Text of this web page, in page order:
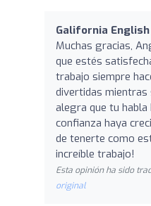
Galifornia
Muchas gracias,
que estés
trabajo siempre
divertidas mientras
alegra que tu
confianza haya
de tenerte como
increíble trabajo!
Esta opinión ha sido
original